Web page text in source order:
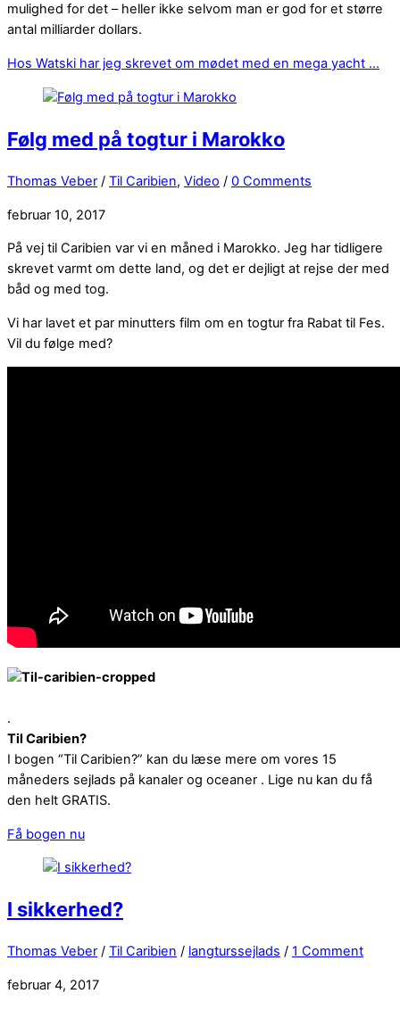
mulighed for det – heller ikke selvom man er god for et større
antal milliarder dollars.
Hos Watski har jeg skrevet om mødet med en mega yacht …
Følg med på togtur i Marokko
Thomas Veber / Til Caribien, Video / 0 Comments
februar 10, 2017
På vej til Caribien var vi en måned i Marokko. Jeg har tidligere
skrevet varmt om dette land, og det er dejligt at rejse der med
båd og med tog.
Vi har lavet et par minutters film om en togtur fra Rabat til Fes.
Vil du følge med?
.
Til Caribien?
I bogen “Til Caribien?” kan du læse mere om vores 15
måneders sejlads på kanaler og oceaner . Lige nu kan du få
den helt GRATIS.
Få bogen nu
I sikkerhed?
Thomas Veber / Til Caribien / langturssejlads / 1 Comment
februar 4, 2017